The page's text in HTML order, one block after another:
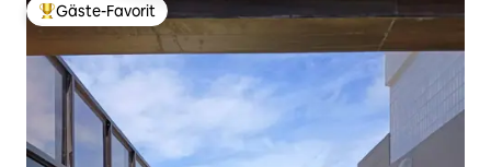
Beliebter Gäste-Favorit.
Gäste-Favorit